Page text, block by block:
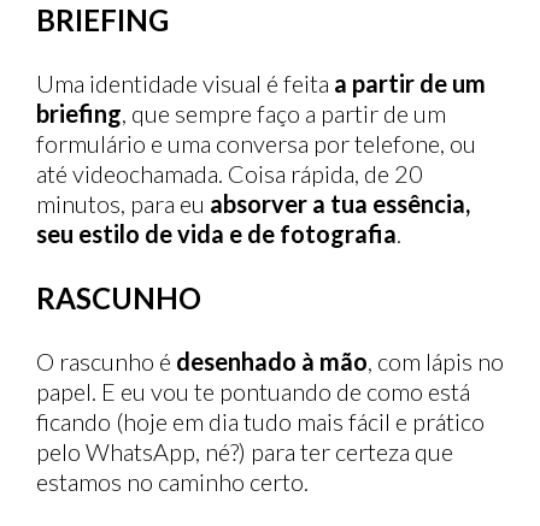
BRIEFING
Uma identidade visual é feita a partir de um
briefing , que sempre faço a partir de um
formulário e uma conversa por telefone, ou
até videochamada. Coisa rápida, de 20
minutos, para eu absorver a tua essência,
seu estilo de vida e de fotografia
RASCUNHO
O rascunho é desenhado à mão , com lápis no
papel. E eu vou te pontuando de como está
ficando (hoje em dia tudo mais fácil e prático
pelo WhatsApp, né?) para ter certeza que
estamos no caminho certo.